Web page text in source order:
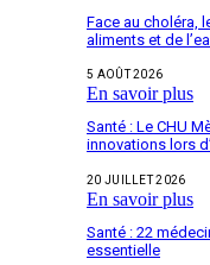
Face au choléra,
aliments et de
5 AOÛT 2026
En savoir plus
Santé : Le CHU
innovations lors
20 JUILLET 2026
En savoir plus
Santé : 22
essentielle